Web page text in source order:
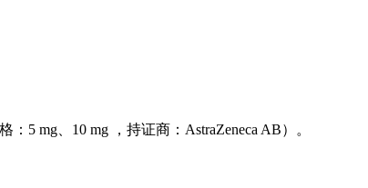
5 mg、10 mg ，持证商：AstraZeneca AB）。